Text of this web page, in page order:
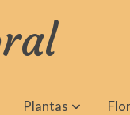
Plantas